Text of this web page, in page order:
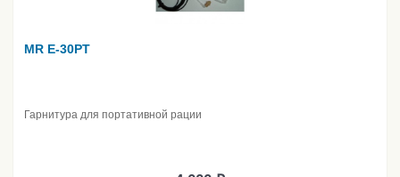
MR E-30PT
Гарнитура для портативной рации